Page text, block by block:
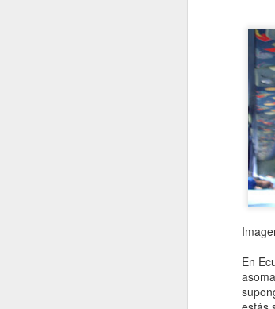
En
Etapa 13.